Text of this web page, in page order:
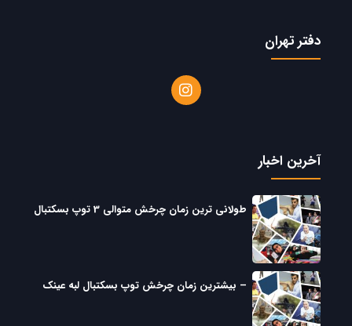
دفتر تهران
آخرین اخبار
طولانی ترین زمان چرخش متوالی 3 توپ بسکتبال
– بیشترین زمان چرخش توپ بسکتبال لبه عینک